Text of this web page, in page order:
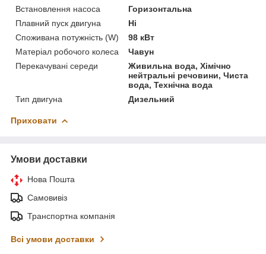
Встановлення насоса
Горизонтальна
Плавний пуск двигуна
Ні
Споживана потужність (W)
98 кВт
Матеріал робочого колеса
Чавун
Перекачувані середи
Живильна вода, Хімічно
нейтральні речовини, Чиста
вода, Технічна вода
Тип двигуна
Дизельний
Приховати
Умови доставки
Нова Пошта
Самовивіз
Транспортна компанія
Всі умови доставки